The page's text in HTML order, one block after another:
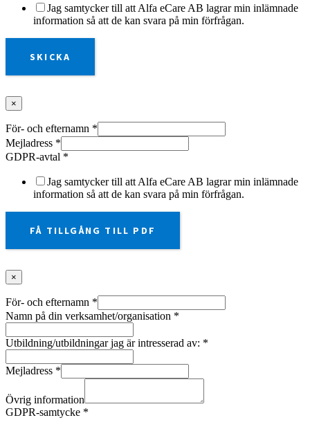
Jag samtycker till att Alfa eCare AB lagrar min inlämnade
information så att de kan svara på min förfrågan.
SKICKA
×
För- och efternamn *
Mejladress *
GDPR-avtal *
Jag samtycker till att Alfa eCare AB lagrar min inlämnade
information så att de kan svara på min förfrågan.
FÅ TILLGÅNG TILL PDF
×
För- och efternamn *
Namn på din verksamhet/organisation *
Utbildning/utbildningar jag är intresserad av: *
Mejladress *
Övrig information
GDPR-samtycke *